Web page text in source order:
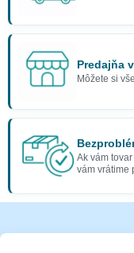
Predajňa
Môžete si
Ak vám
vám vrátime